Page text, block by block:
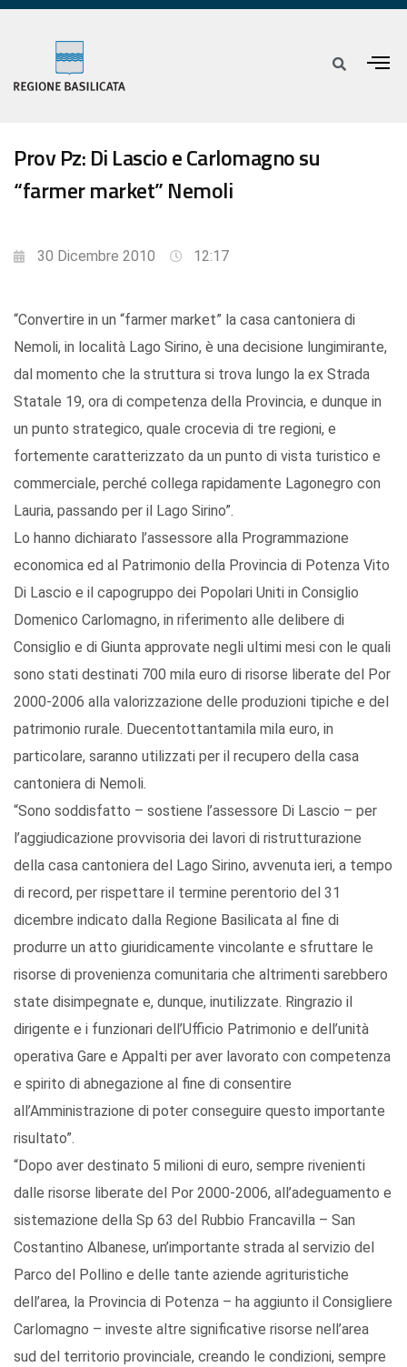
Prov Pz: Di Lascio e Carlomagno su
“farmer market” Nemoli
30 Dicembre 2010 12:17
“Convertire in un “farmer market” la casa cantoniera di
Nemoli, in località Lago Sirino, è una decisione lungimirante,
dal momento che la struttura si trova lungo la ex Strada
Statale 19, ora di competenza della Provincia, e dunque in
un punto strategico, quale crocevia di tre regioni, e
fortemente caratterizzato da un punto di vista turistico e
commerciale, perché collega rapidamente Lagonegro con
Lauria, passando per il Lago Sirino”.
Lo hanno dichiarato l’assessore alla Programmazione
economica ed al Patrimonio della Provincia di Potenza Vito
Di Lascio e il capogruppo dei Popolari Uniti in Consiglio
Domenico Carlomagno, in riferimento alle delibere di
Consiglio e di Giunta approvate negli ultimi mesi con le quali
sono stati destinati 700 mila euro di risorse liberate del Por
2000-2006 alla valorizzazione delle produzioni tipiche e del
patrimonio rurale. Duecentottantamila mila euro, in
particolare, saranno utilizzati per il recupero della casa
cantoniera di Nemoli.
“Sono soddisfatto – sostiene l’assessore Di Lascio – per
l’aggiudicazione provvisoria dei lavori di ristrutturazione
della casa cantoniera del Lago Sirino, avvenuta ieri, a tempo
di record, per rispettare il termine perentorio del 31
dicembre indicato dalla Regione Basilicata al fine di
produrre un atto giuridicamente vincolante e sfruttare le
risorse di provenienza comunitaria che altrimenti sarebbero
state disimpegnate e, dunque, inutilizzate. Ringrazio il
dirigente e i funzionari dell’Ufficio Patrimonio e dell’unità
operativa Gare e Appalti per aver lavorato con competenza
e spirito di abnegazione al fine di consentire
all’Amministrazione di poter conseguire questo importante
risultato”.
“Dopo aver destinato 5 milioni di euro, sempre rivenienti
dalle risorse liberate del Por 2000-2006, all’adeguamento e
sistemazione della Sp 63 del Rubbio Francavilla – San
Costantino Albanese, un’importante strada al servizio del
Parco del Pollino e delle tante aziende agrituristiche
dell’area, la Provincia di Potenza – ha aggiunto il Consigliere
Carlomagno – investe altre significative risorse nell’area
sud del territorio provinciale, creando le condizioni, sempre